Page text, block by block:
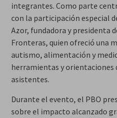
integrantes. Como parte
con la participación especial
Azor, fundadora y presidenta
Fronteras, quien ofreció una
autismo, alimentación y
herramientas y orientaciones
asistentes.
Durante el evento, el PBO
sobre el impacto alcanzado